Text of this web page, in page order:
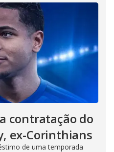
contratação do
ex-Corinthians
de uma temporada